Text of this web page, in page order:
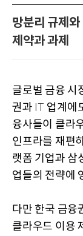
망분리 규제
제약과 과제
글로벌 금융 시
권과 IT 업계에
융사들이 클라
인프라를 재편
랫폼 기업과 삼
업들의 전략에
다만 한국 금융
클라우드 이용